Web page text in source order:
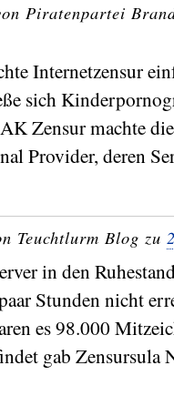
Piratenpartei
Internetzensur
sich
Zensur machte
Provider, deren
Teuchtlurm Blog zu
in den
Stunden nicht
es 98.000
gab Zensursula